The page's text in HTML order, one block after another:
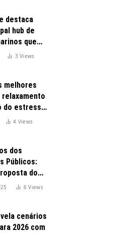
destaca
hub de
que
Brasil ao
3Views
melhores
do estresse
4 Views
dos
Públicos:
do
Limitar
6Views
cenários
2026 com